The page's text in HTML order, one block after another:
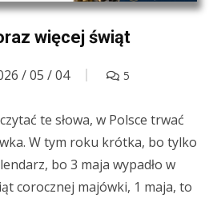
więcej świąt
/ 05 / 04 5
te słowa, w Polsce trwać
W tym roku krótka, bo tylko
bo 3 maja wypadło w
corocznej majówki, 1 maja, to